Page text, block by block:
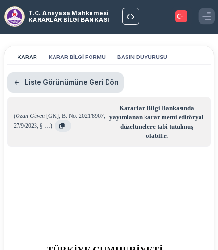
T.C. Anayasa Mahkemesi
KARARLAR BİLGİ BANKASI
KARAR KARAR BİLGİ FORMU BASIN DUYURUSU
Liste Görünümüne Geri Dön
(Ozan Güven [GK], B. No: 2021/8967,
27/9/2023, § …)
Kararlar Bilgi Bankasında
yayımlanan karar metni editöryal
düzeltmelere tabi tutulmuş
olabilir.